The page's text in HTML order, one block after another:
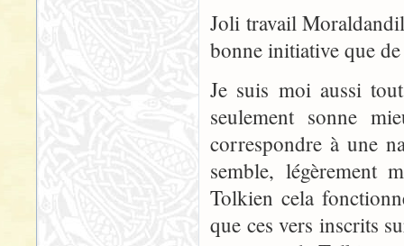
Joli travail
bonne initiative que
Je suis moi aussi
seulement sonne
correspondre à une
semble, légèrement
Tolkien cela
que ces vers inscrits